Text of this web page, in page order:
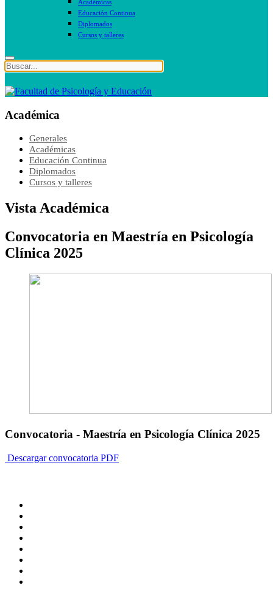
Académicas
Educación Continua
Diplomados
Cursos y talleres
Académica
Generales
Académicas
Educación Continua
Diplomados
Cursos y talleres
Vista Académica
Convocatoria en Maestría en Psicología
Clínica 2025
Convocatoria - Maestría en Psicología Clínica 2025
Descargar convocatoria PDF